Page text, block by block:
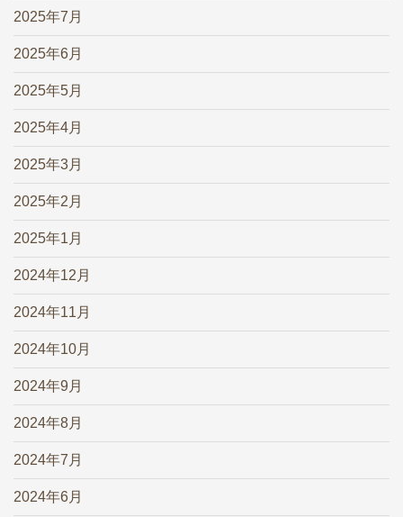
2025年7月
2025年6月
2025年5月
2025年4月
2025年3月
2025年2月
2025年1月
2024年12月
2024年11月
2024年10月
2024年9月
2024年8月
2024年7月
2024年6月